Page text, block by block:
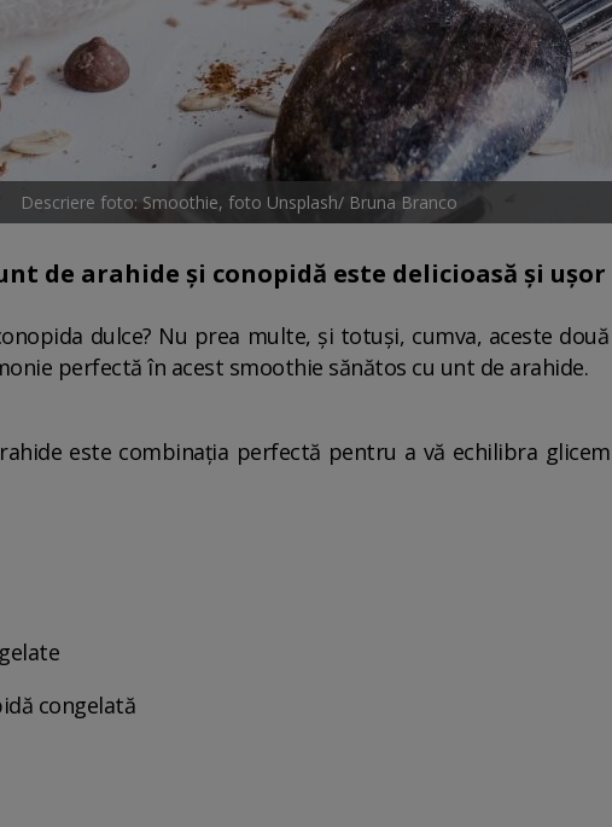
Descriere foto: Smoothie, foto Unsplash/ Bruna Branco
de arahide și conopidă este delicioasă și
dulce? Nu prea multe, și totuși, cumva, aceste
perfectă în acest smoothie sănătos cu unt de arahide.
este combinația perfectă pentru a vă echilibra
congelată